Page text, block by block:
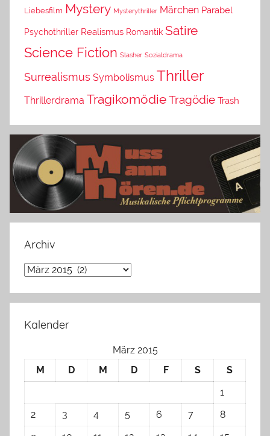
Liebesfilm Mystery Mysterythriller Märchen Parabel
Psychothriller Realismus Romantik Satire
Science Fiction Slasher Sozialdrama
Surrealismus Symbolismus Thriller
Thrillerdrama TragikomödieTragödie Trash
Archiv
Archiv
Kalender
März 2015
M
D M D F S
S
1
2
3 4 5 6 7
8